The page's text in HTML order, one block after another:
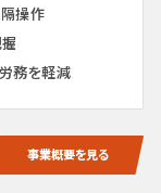
操作
務を軽減
事業概要を見る